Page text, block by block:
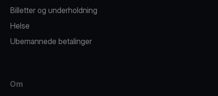
Billetter og underholdning
Helse
Ubemannede betalinger
Om